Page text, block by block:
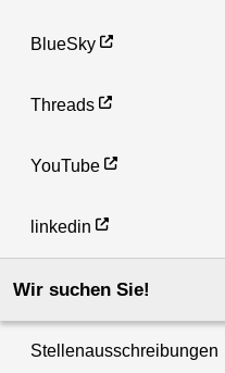
BlueSky
Threads
YouTube
linkedin
Wir suchen Sie!
Stellenausschreibungen